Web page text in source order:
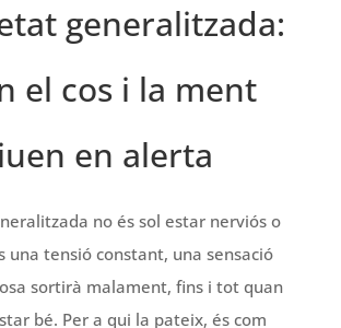
generalitzada:
el cos i la ment
en alerta
no és sol estar nerviós o
una tensió constant, una sensació
sortirà malament, fins i tot quan
bé. Per a qui la pateix, és com